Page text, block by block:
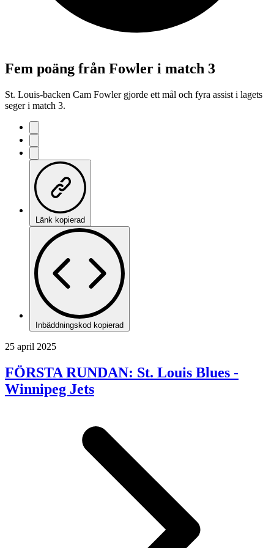
Fem poäng från Fowler i match 3
St. Louis-backen Cam Fowler gjorde ett mål och fyra assist i lagets
seger i match 3.
Länk kopierad
Inbäddningskod kopierad
25 april 2025
FÖRSTA RUNDAN: St. Louis Blues -
Winnipeg Jets